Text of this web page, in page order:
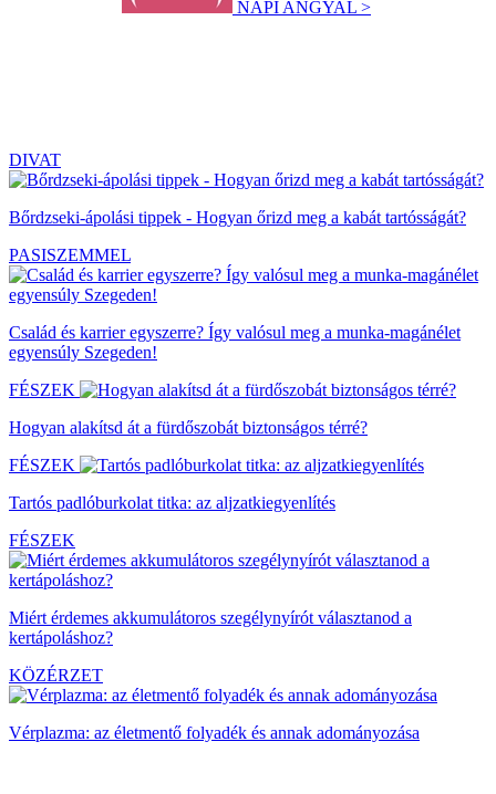
NAPI ANGYAL >
DIVAT
Bőrdzseki-ápolási tippek - Hogyan őrizd meg a kabát tartósságát?
PASISZEMMEL
Család és karrier egyszerre? Így valósul meg a munka-magánélet
egyensúly Szegeden!
FÉSZEK
Hogyan alakítsd át a fürdőszobát biztonságos térré?
FÉSZEK
Tartós padlóburkolat titka: az aljzatkiegyenlítés
FÉSZEK
Miért érdemes akkumulátoros szegélynyírót választanod a
kertápoláshoz?
KÖZÉRZET
Vérplazma: az életmentő folyadék és annak adományozása